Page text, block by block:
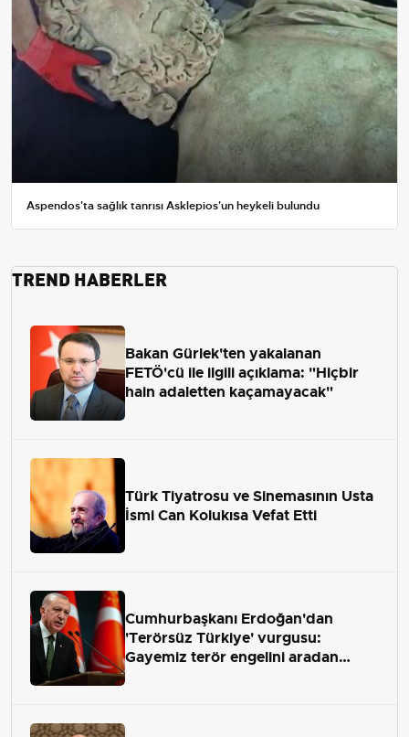
Aspendos'ta sağlık tanrısı Asklepios'un heykeli bulundu
TREND HABERLER
Bakan Gürlek'ten yakalanan
FETÖ'cü ile ilgili açıklama: "Hiçbir
hain adaletten kaçamayacak"
Türk Tiyatrosu ve Sinemasının Usta
İsmi Can Kolukısa Vefat Etti
Cumhurbaşkanı Erdoğan'dan
'Terörsüz Türkiye' vurgusu:
Gayemiz terör engelini aradan